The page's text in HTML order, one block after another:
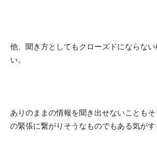
他、聞き方としてもクローズドにならな
い。
ありのままの情報を聞き出せないことも
の緊張に繋がりそうなものでもある気がす